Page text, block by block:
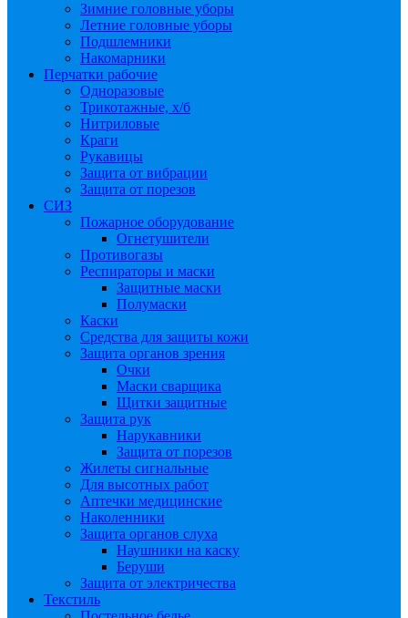
Зимние головные уборы
Летние головные уборы
Подшлемники
Накомарники
Перчатки рабочие
Одноразовые
Трикотажные, х/б
Нитриловые
Краги
Рукавицы
Защита от вибрации
Защита от порезов
СИЗ
Пожарное оборудование
Огнетушители
Противогазы
Респираторы и маски
Защитные маски
Полумаски
Каски
Средства для защиты кожи
Защита органов зрения
Очки
Маски сварщика
Щитки защитные
Защита рук
Нарукавники
Защита от порезов
Жилеты сигнальные
Для высотных работ
Аптечки медицинские
Наколенники
Защита органов слуха
Наушники на каску
Беруши
Защита от электричества
Текстиль